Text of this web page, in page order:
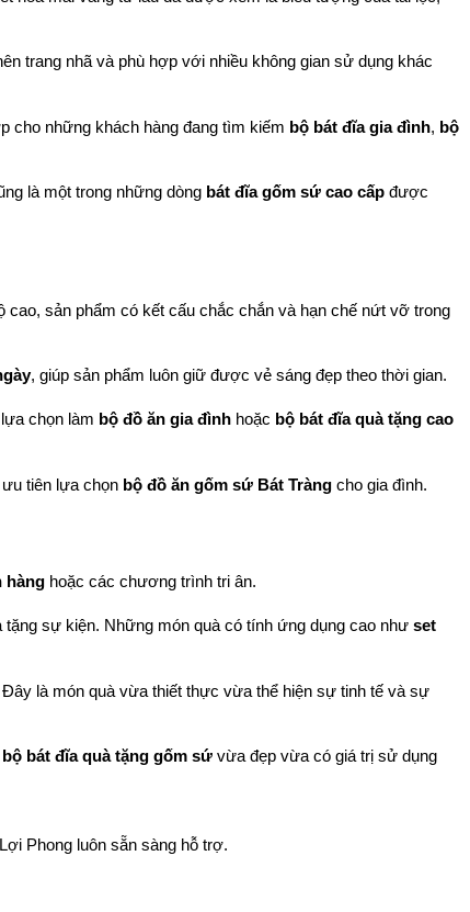
trang nhã và phù hợp với nhiều không gian sử dụng khác
cho những khách hàng đang tìm kiếm bộ bát đĩa gia đình, bộ
là một trong những dòng bát đĩa gốm sứ cao cấp được
cao, sản phẩm có kết cấu chắc chắn và hạn chế nứt vỡ trong
, giúp sản phẩm luôn giữ được vẻ sáng đẹp theo thời gian.
chọn làm bộ đồ ăn gia đình hoặc bộ bát đĩa quà tặng cao
tiên lựa chọn bộ đồ ăn gốm sứ Bát Tràng cho gia đình.
hàng hoặc các chương trình tri ân.
tặng sự kiện. Những món quà có tính ứng dụng cao như set
là món quà vừa thiết thực vừa thể hiện sự tinh tế và sự
bộ bát đĩa quà tặng gốm sứ vừa đẹp vừa có giá trị sử dụng
Phong luôn sẵn sàng hỗ trợ.